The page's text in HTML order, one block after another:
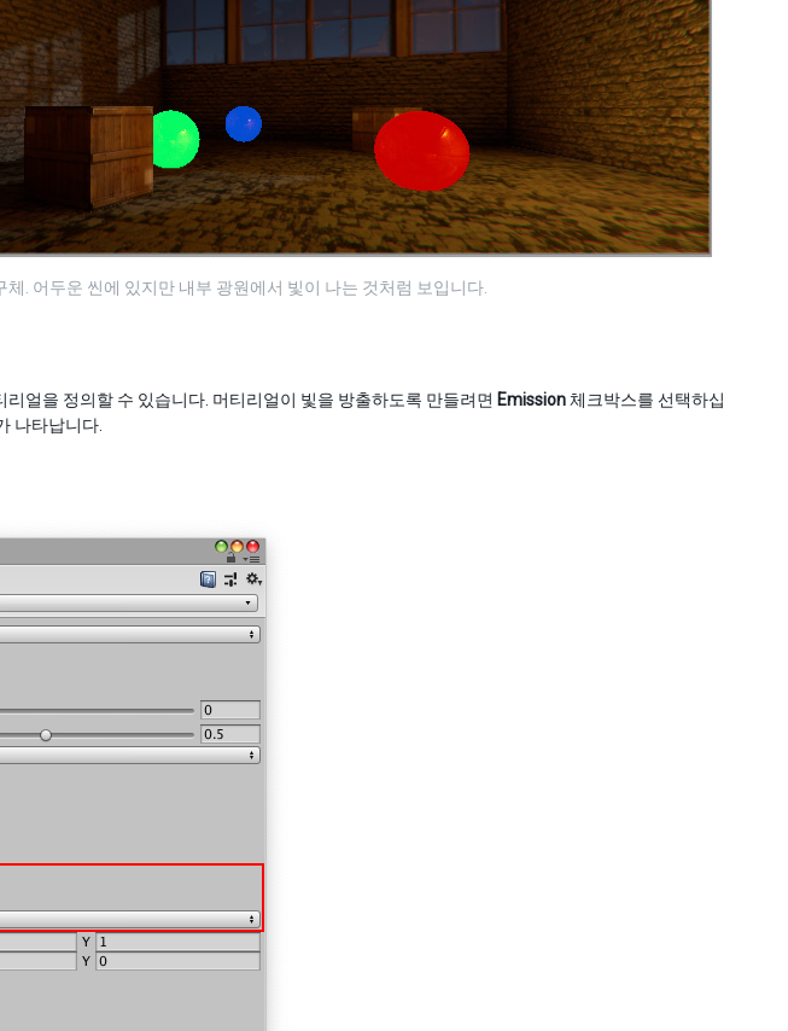
. 어두운 씬에 있지만 내부 광원에서 빛이 나는 것처럼 보입니다.
얼을 정의할 수 있습니다. 머티리얼이 빛을 방출하도록 만들려면 Emission 체크박스를 선택하십
나타납니다.